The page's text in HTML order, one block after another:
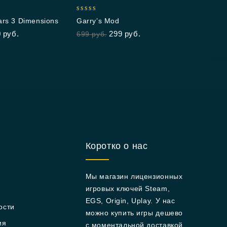
3 Dimensions
руб.
out of 5
Garry’s Mod
699руб. 299 руб.
Коротко о нас
Мы магазин лицензионных
игровых ключей Steam,
EGS, Origin, Uplay. У нас
можно купить игры дешево
с моментальной доставкой